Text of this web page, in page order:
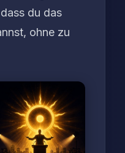
du das
ohne zu